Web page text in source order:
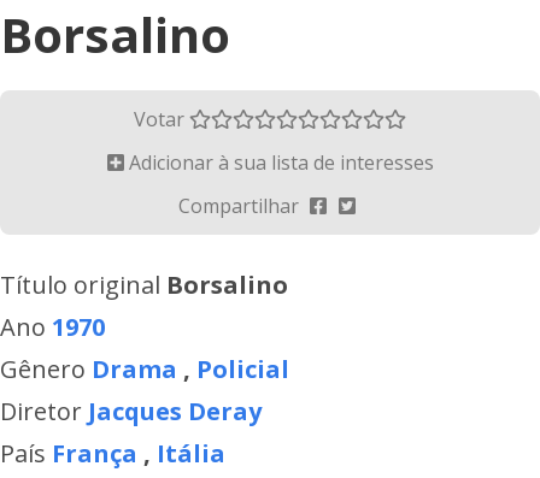
Borsalino
Votar
Adicionar à sua lista de interesses
Compartilhar
Título original Borsalino
Ano 1970
Gênero Drama , Policial
Diretor Jacques Deray
País França , Itália